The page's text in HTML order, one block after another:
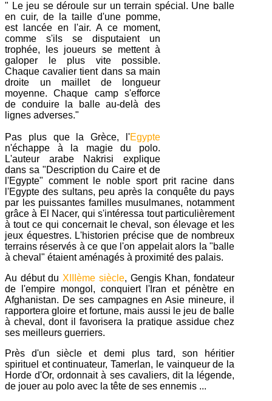
" Le jeu se déroule sur un terrain spécial. Une balle
en cuir, de la taille d'une pomme,
est lancée en l'air. A ce moment,
comme s'ils se disputaient un
trophée, les joueurs se mettent à
galoper le plus vite possible.
Chaque cavalier tient dans sa main
droite un maillet de longueur
moyenne. Chaque camp s'efforce
de conduire la balle au-delà des
lignes adverses."
Pas plus que la Grèce, l'Egypte
n'échappe à la magie du polo.
L'auteur arabe Nakrisi explique
dans sa "Description du Caire et de
l'Egypte" comment le noble sport prit racine dans
l'Egypte des sultans, peu après la conquête du pays
par les puissantes familles musulmanes, notamment
grâce à El Nacer, qui s'intéressa tout particulièrement
à tout ce qui concernait le cheval, son élevage et les
jeux équestres. L'historien précise que de nombreux
terrains réservés à ce que l'on appelait alors la "balle
à cheval" étaient aménagés à proximité des palais.
Au début du XIIIème siècle, Gengis Khan, fondateur
de l'empire mongol, conquiert l'Iran et pénètre en
Afghanistan. De ses campagnes en Asie mineure, il
rapportera gloire et fortune, mais aussi le jeu de balle
à cheval, dont il favorisera la pratique assidue chez
ses meilleurs guerriers.
Près d'un siècle et demi plus tard, son héritier
spirituel et continuateur, Tamerlan, le vainqueur de la
Horde d'Or, ordonnait à ses cavaliers, dit la légende,
de jouer au polo avec la tête de ses ennemis ...